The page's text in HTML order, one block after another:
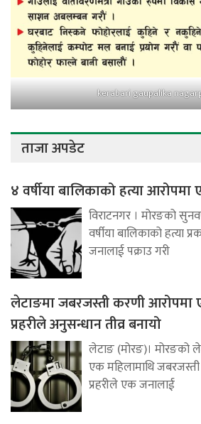
kerabari gaupalika
ताजा अपडेट
४ वर्षीया बालिकाको हत्या आरोपमा
विराटनगर । मोरङको
वर्षीया बालिकाको हत्या
जनालाई पक्राउ गरी
लेटाङमा जबरजस्ती करणी आरोपमा
प्रहरीले अनुसन्धान तीव्र बनायो
लेटाङ (मोरङ)। मोरङको
एक महिलामाथि
प्रहरीले एक जनालाई